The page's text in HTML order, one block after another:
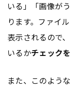
いる」「画像が
ります。ファイ
表示されるので
いるかチェック
また、このよう